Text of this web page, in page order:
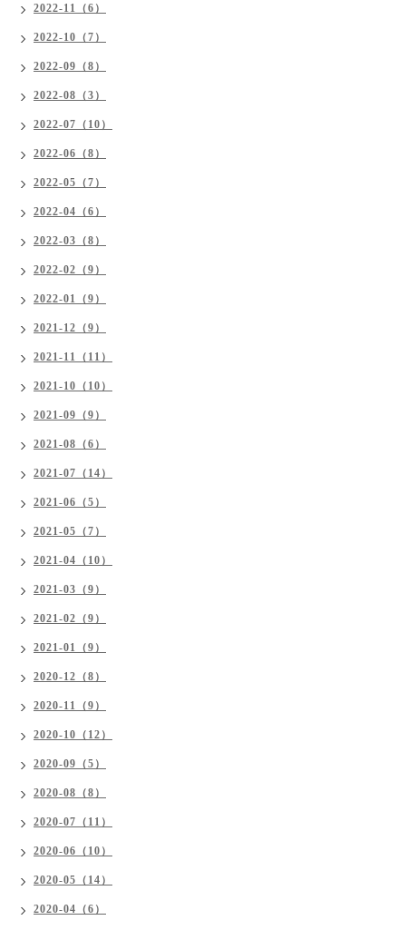
2022-11（6）
2022-10（7）
2022-09（8）
2022-08（3）
2022-07（10）
2022-06（8）
2022-05（7）
2022-04（6）
2022-03（8）
2022-02（9）
2022-01（9）
2021-12（9）
2021-11（11）
2021-10（10）
2021-09（9）
2021-08（6）
2021-07（14）
2021-06（5）
2021-05（7）
2021-04（10）
2021-03（9）
2021-02（9）
2021-01（9）
2020-12（8）
2020-11（9）
2020-10（12）
2020-09（5）
2020-08（8）
2020-07（11）
2020-06（10）
2020-05（14）
2020-04（6）